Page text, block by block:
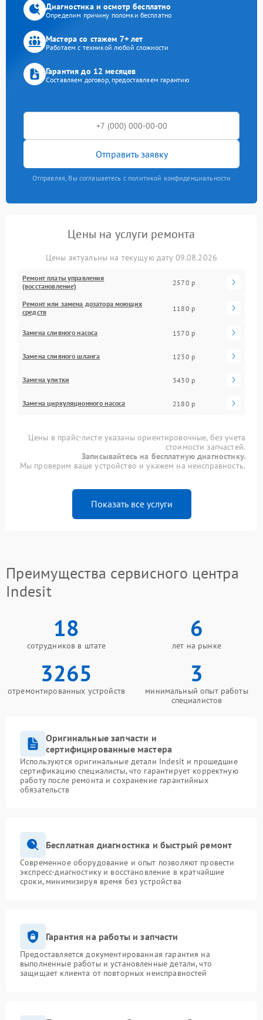
Диагностика и осмотр бесплатно
Определим причину поломки бесплатно
Мастера со стажем 7+ лет
Работаем с техникой любой сложности
Гарантия до 12 месяцев
Составляем договор, предоставляем гарантию
Отправить заявку
Отправляя, Вы соглашаетесь с политикой конфиденциальности
Цены на услуги ремонта
Цены актуальны на текущую дату 09.08.2026
Ремонт платы управления
(восстановление)
2570 р
Ремонт или замена дозатора моющих
средств
1180 р
Замена сливного насоса 1570 р
Замена сливного шланга 1230 р
Замена улитки 3430 р
Замена циркуляционного насоса 2180 р
Цены в прайс-листе указаны ориентировочные, без учета
стоимости запчастей.
Записывайтесь на бесплатную диагностику.
Мы проверим ваше устройство и укажем на неисправность.
Показать все услуги
Преимущества сервисного центра
Indesit
18
сотрудников в штате
6
лет на рынке
3265
отремонтированных устройств
3
минимальный опыт работы
специалистов
Оригинальные запчасти и
сертифицированные мастера
Используются оригинальные детали Indesit и прошедшие
сертификацию специалисты, что гарантирует корректную
работу после ремонта и сохранение гарантийных
обязательств
Бесплатная диагностика и быстрый ремонт
Современное оборудование и опыт позволяют провести
экспресс-диагностику и восстановление в кратчайшие
сроки, минимизируя время без устройства
Гарантия на работы и запчасти
Предоставляется документированная гарантия на
выполненные работы и установленные детали, что
защищает клиента от повторных неисправностей